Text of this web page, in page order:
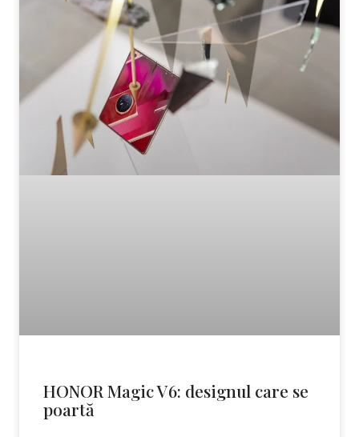
HONOR Magic V6: designul care se
poartă